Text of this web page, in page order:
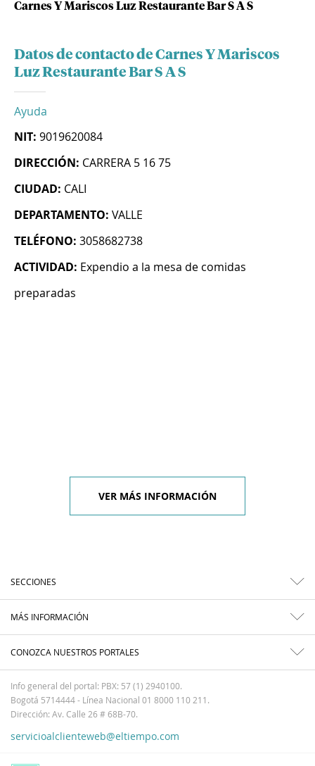
Carnes Y Mariscos Luz Restaurante Bar S A S
Datos de contacto de Carnes Y Mariscos
Luz Restaurante Bar S A S
Ayuda
NIT: 9019620084
DIRECCIÓN: CARRERA 5 16 75
CIUDAD: CALI
DEPARTAMENTO: VALLE
TELÉFONO: 3058682738
ACTIVIDAD: Expendio a la mesa de comidas
preparadas
VER MÁS INFORMACIÓN
SECCIONES
MÁS INFORMACIÓN
CONOZCA NUESTROS PORTALES
Info general del portal: PBX: 57 (1) 2940100.
Bogotá 5714444 - Línea Nacional 01 8000 110 211.
Dirección: Av. Calle 26 # 68B-70.
servicioalclienteweb@eltiempo.com